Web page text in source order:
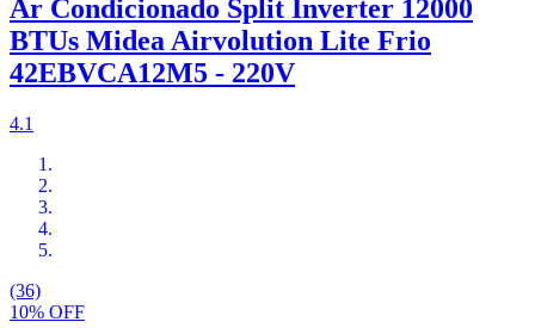
Ar Condicionado Split Inverter 12000
BTUs Midea Airvolution Lite Frio
42EBVCA12M5 - 220V
4.1
(36)
10% OFF